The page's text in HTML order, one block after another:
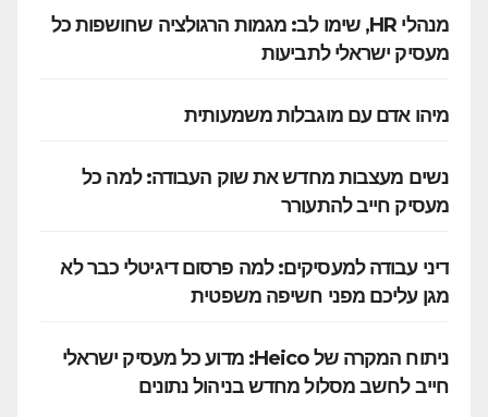
מנהלי HR, שימו לב: מגמות הרגולציה שחושפות כל
מעסיק ישראלי לתביעות
מיהו אדם עם מוגבלות משמעותית
נשים מעצבות מחדש את שוק העבודה: למה כל
מעסיק חייב להתעורר
דיני עבודה למעסיקים: למה פרסום דיגיטלי כבר לא
מגן עליכם מפני חשיפה משפטית
ניתוח המקרה של Heico: מדוע כל מעסיק ישראלי
חייב לחשב מסלול מחדש בניהול נתונים